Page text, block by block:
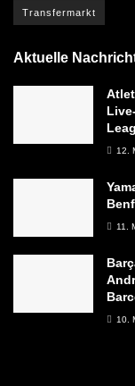
Transfermarkt
Aktuelle
12.
11.
10.